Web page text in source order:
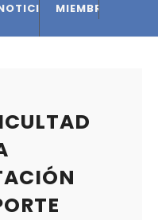
MIEMBROS